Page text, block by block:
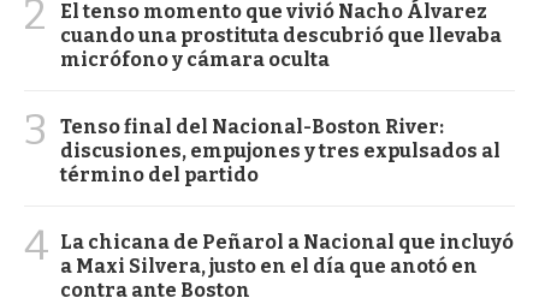
2
El tenso momento que vivió Nacho Álvarez
cuando una prostituta descubrió que llevaba
micrófono y cámara oculta
3
Tenso final del Nacional-Boston River:
discusiones, empujones y tres expulsados al
término del partido
4 La chicana de Peñarol a Nacional que incluyó
a Maxi Silvera, justo en el día que anotó en
contra ante Boston